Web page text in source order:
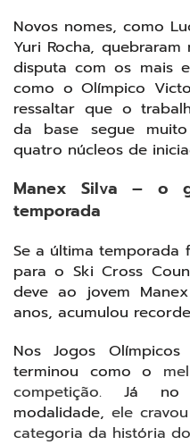
Novos nomes, como
Yuri Rocha,
disputa com os mais
como o Olímpico
ressaltar que o
da base segue
quatro núcleos de
Manex Silva – o
temporada
Se a última temporada
para o Ski Cross
deve ao jovem
anos, acumulou
Nos Jogos
terminou como o
competição. Já no
modalidade, ele
categoria da história